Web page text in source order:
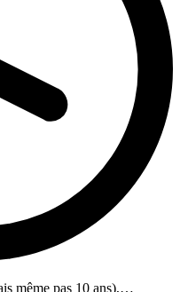
même pas 10 ans),…